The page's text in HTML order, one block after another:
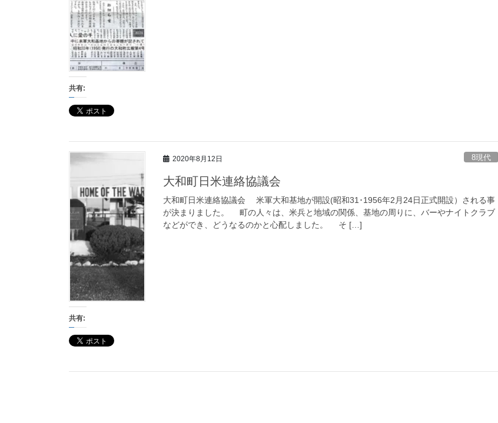
共有:
2020年8月12日 8現代
大和町日米連絡協議会
大和町日米連絡協議会 米軍大和基地が開設(昭和31･1956年2月24日正式開設）される事
が決まりました。 町の人々は、米兵と地域の関係、基地の周りに、バーやナイトクラブ
などができ、どうなるのかと心配しました。 そ […]
共有: